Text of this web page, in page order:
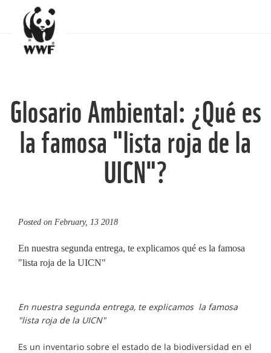
Glosario Ambiental: ¿Qué es
la famosa "lista roja de la
UICN"?
Posted on February, 13 2018
En nuestra segunda entrega, te explicamos qué es la famosa
"lista roja de la UICN"
En nuestra segunda entrega, te explicamos la famosa
"lista roja de la UICN"
Es un inventario sobre el estado de la biodiversidad en el